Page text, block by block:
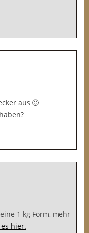
aus 🙂
1 kg-Form, mehr
hier.